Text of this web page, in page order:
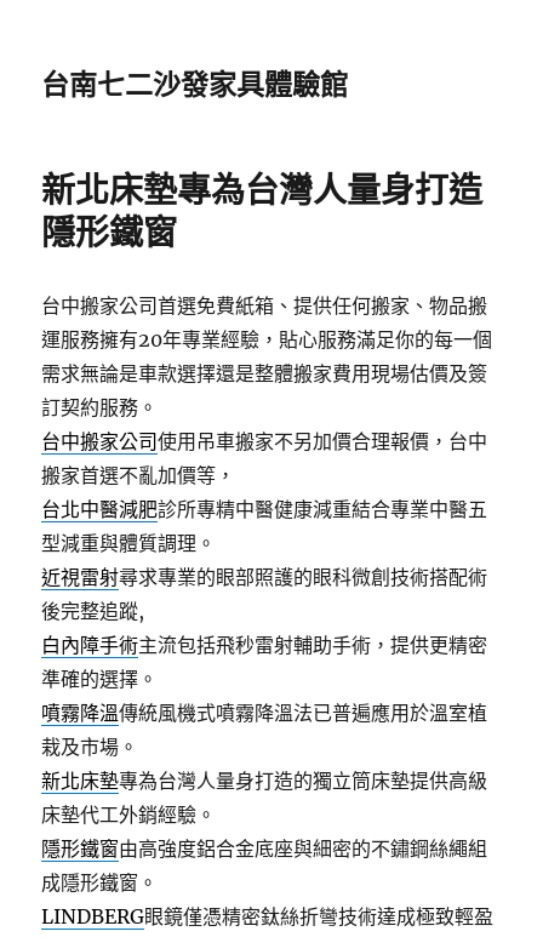
台南七二沙發家具體驗館
新北床墊專為台灣人量身打造
隱形鐵窗
台中搬家公司首選免費紙箱、提供任何搬家、物品搬
運服務擁有20年專業經驗，貼心服務滿足你的每一個
需求無論是車款選擇還是整體搬家費用現場估價及簽
訂契約服務。
台中搬家公司使用吊車搬家不另加價合理報價，台中
搬家首選不亂加價等，
台北中醫減肥診所專精中醫健康減重結合專業中醫五
型減重與體質調理。
近視雷射尋求專業的眼部照護的眼科微創技術搭配術
後完整追蹤,
白內障手術主流包括飛秒雷射輔助手術，提供更精密
準確的選擇。
噴霧降溫傳統風機式噴霧降溫法已普遍應用於溫室植
栽及市場。
新北床墊專為台灣人量身打造的獨立筒床墊提供高級
床墊代工外銷經驗。
隱形鐵窗由高強度鋁合金底座與細密的不鏽鋼絲繩組
成隱形鐵窗。
LINDBERG眼鏡僅憑精密鈦絲折彎技術達成極致輕盈